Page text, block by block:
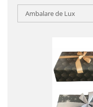
Ambalare de Lux